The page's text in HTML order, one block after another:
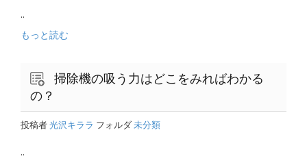
..
もっと読む
掃除機の吸う力はどこをみればわかる
の？
投稿者光沢キララ フォルダ未分類
..